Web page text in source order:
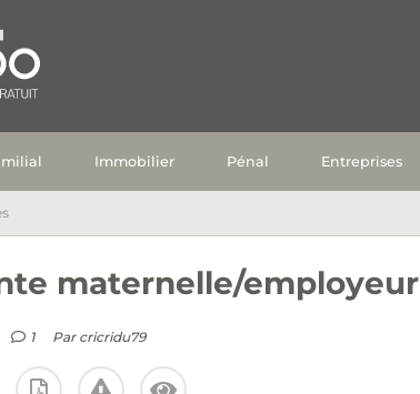
Immobilier Pénal Entreprises
maternelle/employeur
1 Par cricridu79